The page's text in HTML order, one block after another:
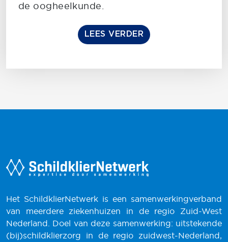
de oogheelkunde.
LEES VERDER
Het SchildklierNetwerk is een samenwerkingverband
van meerdere ziekenhuizen in de regio Zuid-West
Nederland. Doel van deze samenwerking: uitstekende
(bij)schildklierzorg in de regio zuidwest-Nederland,